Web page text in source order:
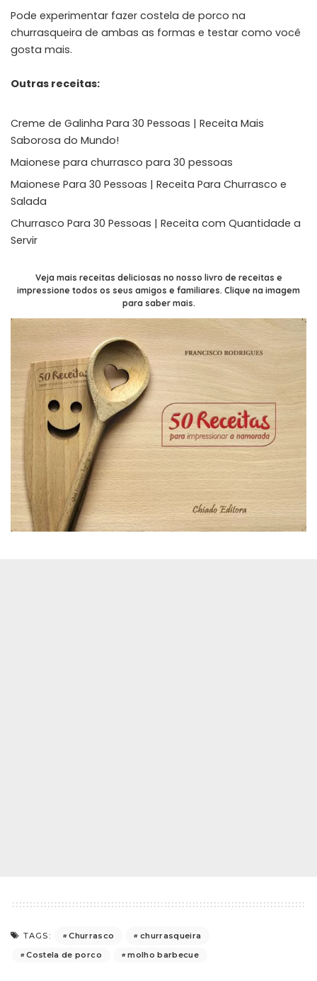
Pode experimentar fazer costela de porco na
churrasqueira de ambas as formas e testar como você
gosta mais.
Outras receitas:
Creme de Galinha Para 30 Pessoas | Receita Mais
Saborosa do Mundo!
Maionese para churrasco para 30 pessoas
Maionese Para 30 Pessoas | Receita Para Churrasco e
Salada
Churrasco Para 30 Pessoas | Receita com Quantidade a
Servir
Veja mais receitas deliciosas no nosso livro de receitas e
impressione todos os seus amigos e familiares. Clique na imagem
para saber mais.
TAGS: Churrasco
churrasqueira
Costela de porco
molho barbecue